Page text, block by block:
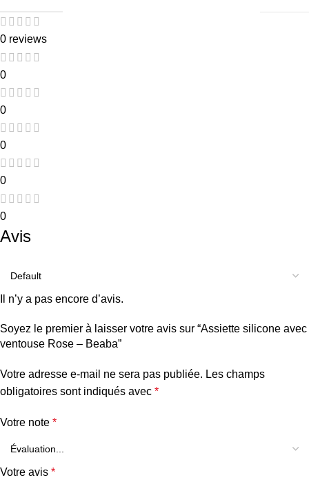
0 reviews
0
0
0
0
0
Avis
Il n’y a pas encore d’avis.
Soyez le premier à laisser votre avis sur “Assiette silicone avec
ventouse Rose – Beaba”
Votre adresse e-mail ne sera pas publiée. Les champs
obligatoires sont indiqués avec *
Votre note *
Votre avis *